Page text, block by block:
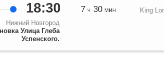
18:30
Нижний Новгород
Улица Глеба
Успенского.
7 ч 30мин King